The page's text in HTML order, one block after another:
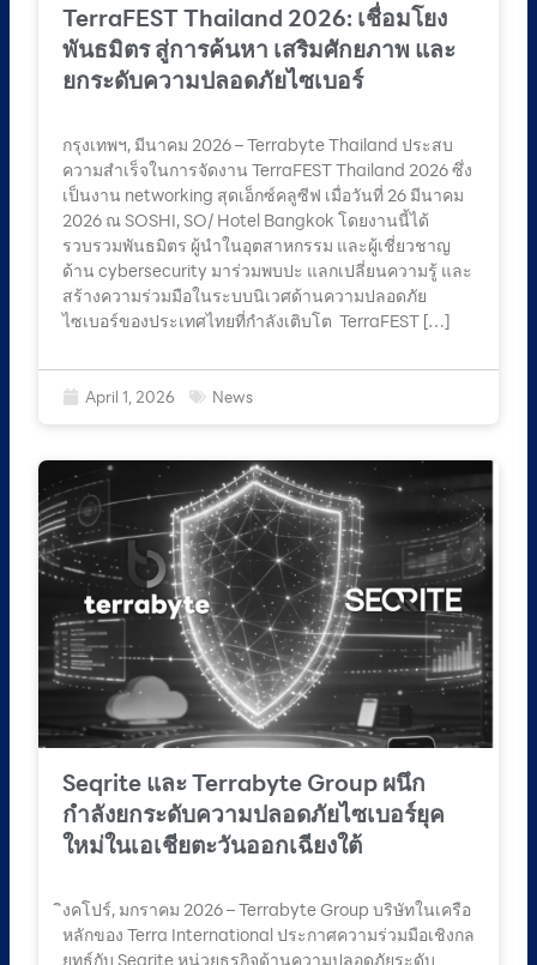
TerraFEST Thailand 2026: เชื่อมโยง
พันธมิตร สู่การค้นหา เสริมศักยภาพ และ
ยกระดับความปลอดภัยไซเบอร์
กรุงเทพฯ, มีนาคม 2026 – Terrabyte Thailand ประสบ
ความสำเร็จในการจัดงาน TerraFEST Thailand 2026 ซึ่ง
เป็นงาน networking สุดเอ็กซ์คลูซีฟ เมื่อวันที่ 26 มีนาคม
2026 ณ SOSHI, SO/ Hotel Bangkok โดยงานนี้ได้
รวบรวมพันธมิตร ผู้นำในอุตสาหกรรม และผู้เชี่ยวชาญ
ด้าน cybersecurity มาร่วมพบปะ แลกเปลี่ยนความรู้ และ
สร้างความร่วมมือในระบบนิเวศด้านความปลอดภัย
ไซเบอร์ของประเทศไทยที่กำลังเติบโต TerraFEST […]
April 1, 2026 News
Seqrite และ Terrabyte Group ผนึก
กำลังยกระดับความปลอดภัยไซเบอร์ยุค
ใหม่ในเอเชียตะวันออกเฉียงใต้
ิงคโปร์, มกราคม 2026 – Terrabyte Group บริษัทในเครือ
หลักของ Terra International ประกาศความร่วมมือเชิงกล
ยุทธ์กับ Seqrite หน่วยธุรกิจด้านความปลอดภัยระดับ